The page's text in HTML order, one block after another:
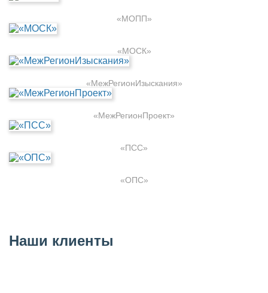
«МОПП»
«МОСК»
«МежРегионИзыскания»
«МежРегионПроект»
«ПСС»
«ОПС»
Наши клиенты